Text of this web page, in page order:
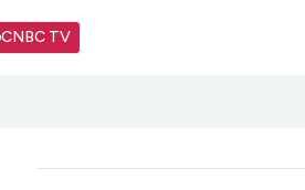
CNBC TV